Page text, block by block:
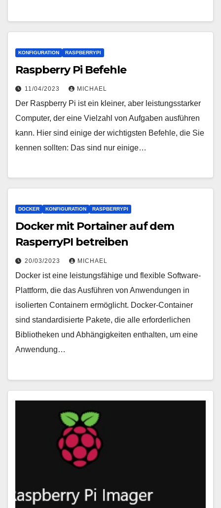
KONFIGURATION RASPBERRYPI
Raspberry Pi Befehle
11/04/2023 MICHAEL
Der Raspberry Pi ist ein kleiner, aber leistungsstarker
Computer, der eine Vielzahl von Aufgaben ausführen
kann. Hier sind einige der wichtigsten Befehle, die Sie
kennen sollten: Das sind nur einige…
DOCKER KONFIGURATION RASPBERRYPI
Docker mit Portainer auf dem
RasperryPI betreiben
20/03/2023 MICHAEL
Docker ist eine leistungsfähige und flexible Software-
Plattform, die das Ausführen von Anwendungen in
isolierten Containern ermöglicht. Docker-Container
sind standardisierte Pakete, die alle erforderlichen
Bibliotheken und Abhängigkeiten enthalten, um eine
Anwendung…